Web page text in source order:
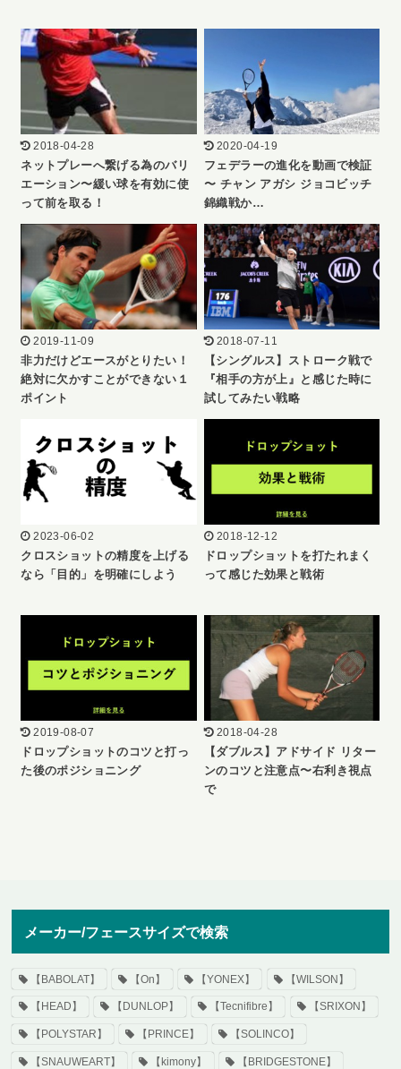
2018-04-28
ネットプレーへ繋げる為のバリ
エーション〜緩い球を有効に使
って前を取る！
2020-04-19
フェデラーの進化を動画で検証
〜 チャン アガシ ジョコビッチ
錦織戦か…
2019-11-09
非力だけどエースがとりたい！
絶対に欠かすことができない１
ポイント
2018-07-11
【シングルス】ストローク戦で
『相手の方が上』と感じた時に
試してみたい戦略
2023-06-02
クロスショットの精度を上げる
なら「目的」を明確にしよう
2018-12-12
ドロップショットを打たれまく
って感じた効果と戦術
2019-08-07
ドロップショットのコツと打っ
た後のポジショニング
2018-04-28
【ダブルス】アドサイド リター
ンのコツと注意点〜右利き視点
で
メーカー/フェースサイズで検索
【BABOLAT】 【On】 【YONEX】 【WILSON】
【HEAD】 【DUNLOP】 【Tecnifibre】 【SRIXON】
【POLYSTAR】 【PRINCE】 【SOLINCO】
【SNAUWEART】 【kimony】 【BRIDGESTONE】